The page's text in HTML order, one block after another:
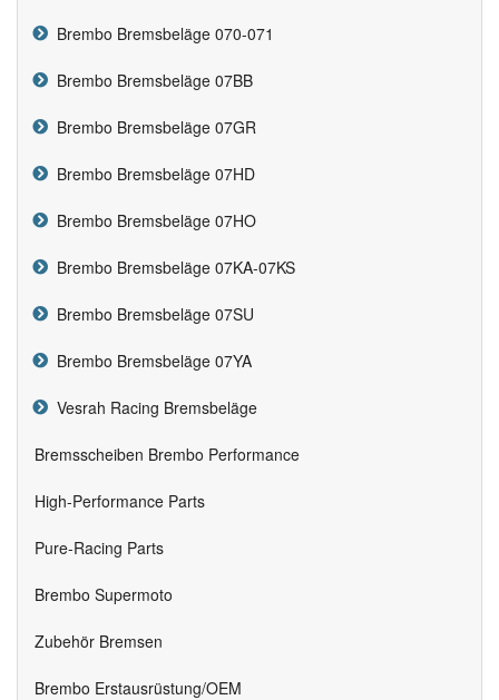
Brembo Bremsbeläge 070-071
Brembo Bremsbeläge 07BB
Brembo Bremsbeläge 07GR
Brembo Bremsbeläge 07HD
Brembo Bremsbeläge 07HO
Brembo Bremsbeläge 07KA-07KS
Brembo Bremsbeläge 07SU
Brembo Bremsbeläge 07YA
Vesrah Racing Bremsbeläge
Bremsscheiben Brembo Performance
High-Performance Parts
Pure-Racing Parts
Brembo Supermoto
Zubehör Bremsen
Brembo Erstausrüstung/OEM